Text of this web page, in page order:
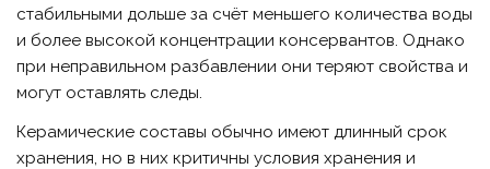
стабильными дольше за счёт меньшего количества воды
и более высокой концентрации консервантов. Однако
при неправильном разбавлении они теряют свойства и
могут оставлять следы.
Керамические составы обычно имеют длинный срок
хранения, но в них критичны условия хранения и